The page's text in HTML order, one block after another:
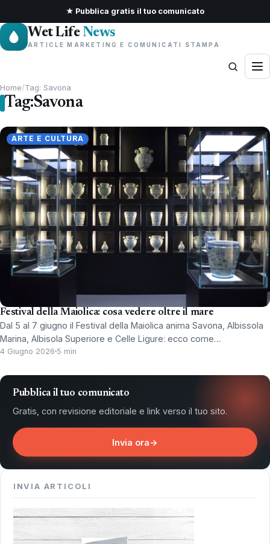
★ Pubblica gratis il tuo comunicato
Wet Life News
ARTICLE MARKETING E COMUNICATI STAMPA
Home/Tag: Savona
Tag:Savona
ARTE E CULTURA
Festival della Maiolica: cosa vedere oltre il mare
Dal 5 al 7 giugno il Festival della Maiolica anima Savona, Albissola
Marina, Albisola Superiore e Celle Ligure: ecco come…
4 Giugno 2026 5 min
Pubblica il tuo comunicato
Gratis, con revisione editoriale e link verso il tuo sito.
Invia ora→
INVIA ARTICOLI